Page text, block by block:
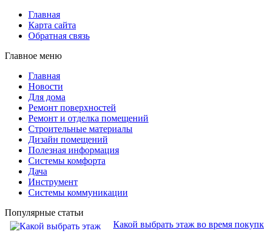
Главная
Карта сайта
Обратная связь
Главное меню
Главная
Новости
Для дома
Ремонт поверхностей
Ремонт и отделка помещений
Строительные материалы
Дизайн помещений
Полезная информация
Системы комфорта
Дача
Инструмент
Системы коммуникации
Популярные статьи
Какой выбрать этаж во время